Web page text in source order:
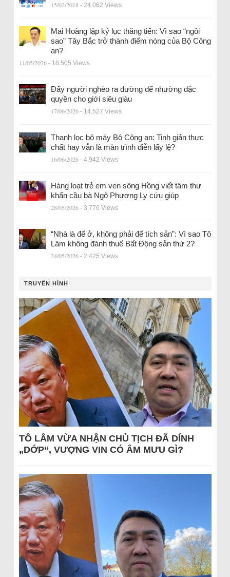
15/02/2018 - 24.062 Views
Mai Hoàng lập kỷ lục thăng tiến: Vì sao “ngôi
sao” Tây Bắc trở thành điểm nóng của Bộ Công
an?
11/05/2026 - 18.505 Views
Đẩy người nghèo ra đường để nhường đặc
quyền cho giới siêu giàu
17/06/2026 - 14.527 Views
Thanh lọc bộ máy Bộ Công an: Tinh giản thực
chất hay vẫn là màn trình diễn lấy lệ?
16/06/2026 - 4.942 Views
Hàng loạt trẻ em ven sông Hồng viết tâm thư
khẩn cầu bà Ngô Phương Ly cứu giúp
28/05/2026 - 3.776 Views
“Nhà là để ở, không phải để tích sản”: Vì sao Tô
Lâm không đánh thuế Bất Động sản thứ 2?
24/05/2026 - 2.425 Views
TRUYỀN HÌNH
TÔ LÂM VỪA NHẬN CHỦ TỊCH ĐÃ DÍNH
„DỚP“, VƯỢNG VIN CÓ ÂM MƯU GÌ?